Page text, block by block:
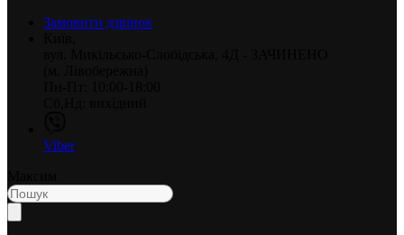
Замовити дзвінок
Viber